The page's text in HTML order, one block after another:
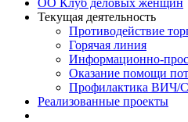
ОО Клуб деловых женщин
Текущая деятельность
Противодействие
Горячая линия
Информационно-
Оказание помощи
Профилактика
Реализованные проекты